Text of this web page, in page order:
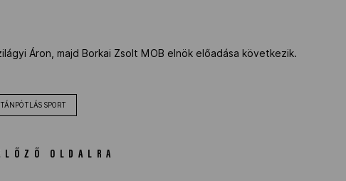
Áron, majd Borkai Zsolt MOB elnök előadása következik.
SPORT
OLDALRA